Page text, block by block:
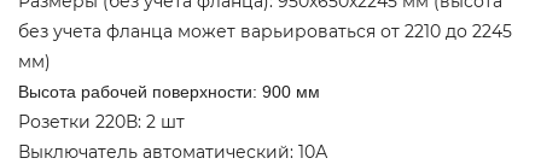
без учета фланца может варьироваться от 2210 до 2245
мм)
Высота рабочей поверхности: 900 мм
Розетки 220В: 2 шт
Выключатель автоматический: 10А